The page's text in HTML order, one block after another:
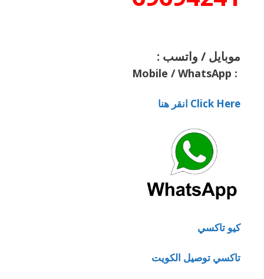
موبايل / واتسب :
:
Mobile / WhatsApp
Click Here انقر هنا
كيو تاكسي
تاكسي توصيل الكويت